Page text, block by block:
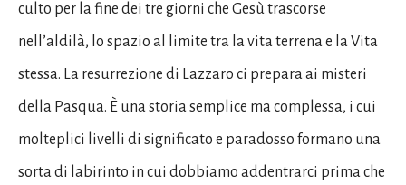
culto per la fine dei tre giorni che Gesù trascorse
nell’aldilà, lo spazio al limite tra la vita terrena e la Vita
stessa. La resurrezione di Lazzaro ci prepara ai misteri
della Pasqua. È una storia semplice ma complessa, i cui
molteplici livelli di significato e paradosso formano una
sorta di labirinto in cui dobbiamo addentrarci prima che